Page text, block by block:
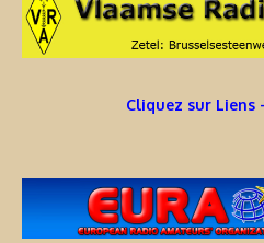
Cliquez sur Liens